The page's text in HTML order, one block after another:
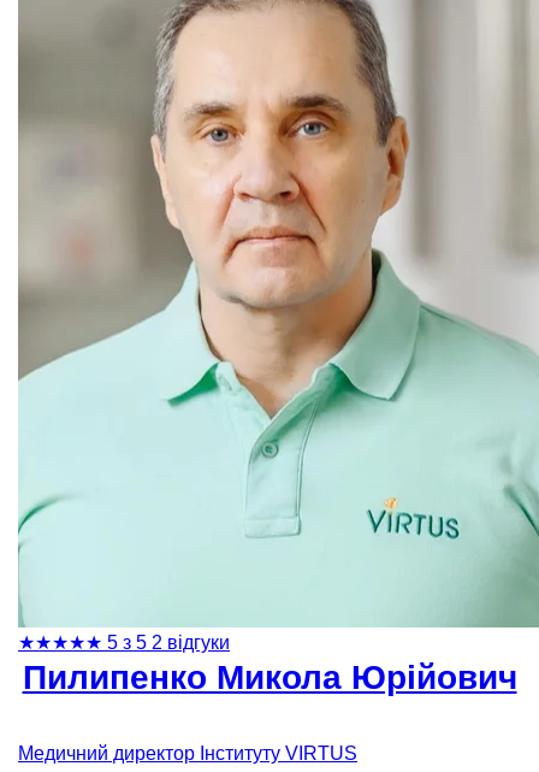
★★★★★ 5 з 5 2 відгуки
Пилипенко Микола Юрійович
Медичний директор Інституту VIRTUS